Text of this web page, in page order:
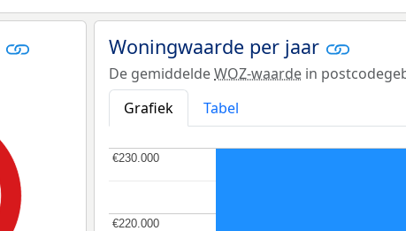
Woningwaarde per jaar
De gemiddeldeWOZ-waarde in
Grafiek
Tabel
€220.000
€220.000
€230.000
€230.000